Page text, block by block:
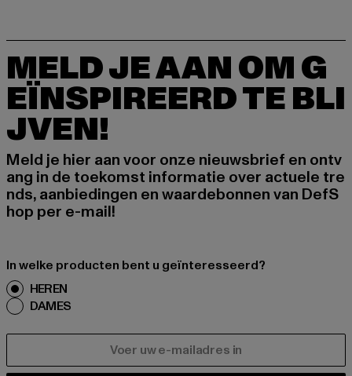
MELD JE AAN OM G
EÏNSPIREERD TE BLI
JVEN!
Meld je hier aan voor onze nieuwsbrief en ontv
ang in de toekomst informatie over actuele tre
nds, aanbiedingen en waardebonnen van DefS
hop per e-mail!
In welke producten bent u geïnteresseerd?
HEREN
DAMES